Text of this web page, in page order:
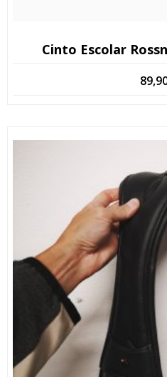
Cinto Escolar